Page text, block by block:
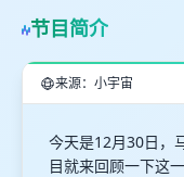
节目简介
来源：小宇宙
今天是12月30日，
目就来回顾一下这